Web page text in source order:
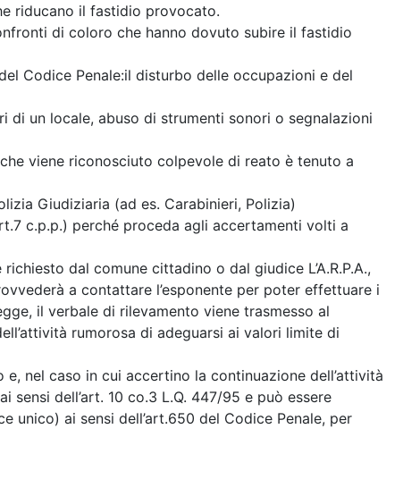
riducano il fastidio provocato.
di coloro che hanno dovuto subire il fastidio
Codice Penale:il disturbo delle occupazioni e del
un locale, abuso di strumenti sonori o segnalazioni
viene riconosciuto colpevole di reato è tenuto a
Giudiziaria (ad es. Carabinieri, Polizia)
c.p.p.) perché proceda agli accertamenti volti a
dal comune cittadino o dal giudice L’A.R.P.A.,
a contattare l’esponente per poter effettuare i
il verbale di rilevamento viene trasmesso al
rumorosa di adeguarsi ai valori limite di
e, nel caso in cui accertino la continuazione dell’attività
dell’art. 10 co.3 L.Q. 447/95 e può essere
unico) ai sensi dell’art.650 del Codice Penale, per